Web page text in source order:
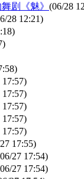
剧《魅》 (06/28
28 12:21)
17:57)
17:57)
17:57)
17:57)
17:57)
17:55)
27 17:54)
27 17:54)